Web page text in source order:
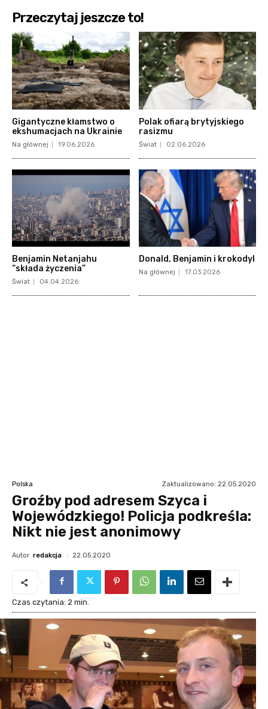
Przeczytaj jeszcze to!
Gigantyczne kłamstwo o
ekshumacjach na Ukrainie
Na głównej 19.06.2026
Polak ofiarą brytyjskiego
rasizmu
Świat 02.06.2026
Benjamin Netanjahu
“składa życzenia”
Świat 04.04.2026
Donald, Benjamin i krokodyl
Na głównej 17.03.2026